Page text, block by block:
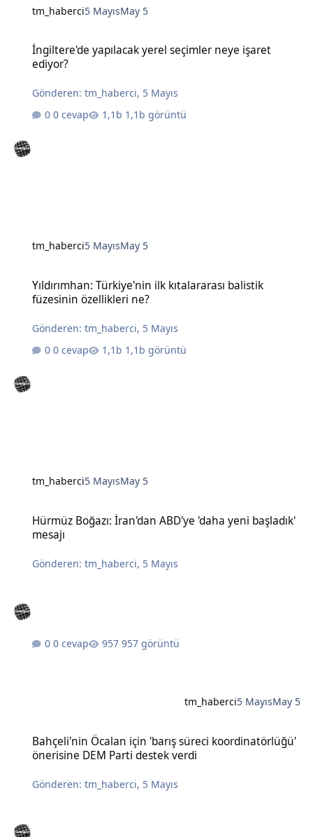
tm_haberci5 MayısMay 5
İngiltere'de yapılacak yerel seçimler neye işaret
ediyor?
Gönderen:tm_haberci, 5 Mayıs
0 cevap
1,1b görüntü
tm_haberci5 MayısMay 5
Yıldırımhan: Türkiye'nin ilk kıtalararası balistik
füzesinin özellikleri ne?
Gönderen:tm_haberci, 5 Mayıs
0 cevap
1,1b görüntü
tm_haberci5 MayısMay 5
Hürmüz Boğazı: İran'dan ABD'ye 'daha yeni başladık'
mesajı
Gönderen:tm_haberci, 5 Mayıs
0 cevap 957 görüntü
tm_haberci5 MayısMay 5
Bahçeli'nin Öcalan için 'barış süreci koordinatörlüğü'
önerisine DEM Parti destek verdi
Gönderen:tm_haberci, 5 Mayıs